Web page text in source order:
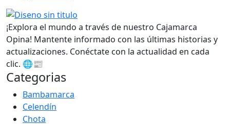
¡Explora el mundo a través de nuestro Cajamarca
Opina! Mantente informado con las últimas historias y
actualizaciones. Conéctate con la actualidad en cada
clic. 🌐📰
Categorias
Bambamarca
Celendín
Chota